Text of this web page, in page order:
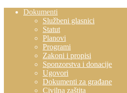
Dokumenti
Službeni glasnici
Statut
Planovi
Programi
Zakoni i propisi
Sponzorstva i donacije
Ugovori
Dokumenti za građane
Civilna zaštita